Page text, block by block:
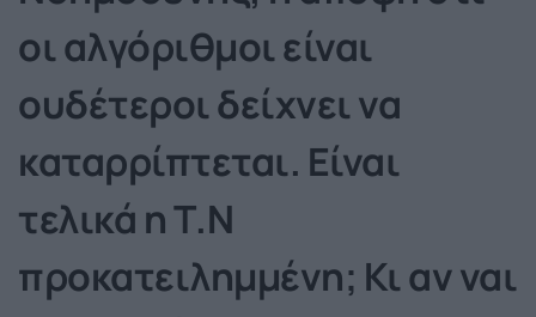
οι αλγόριθμοι είναι
ουδέτεροι δείχνει να
καταρρίπτεται. Είναι
τελικά η Τ.Ν
προκατειλημμένη; Κι αν ναι